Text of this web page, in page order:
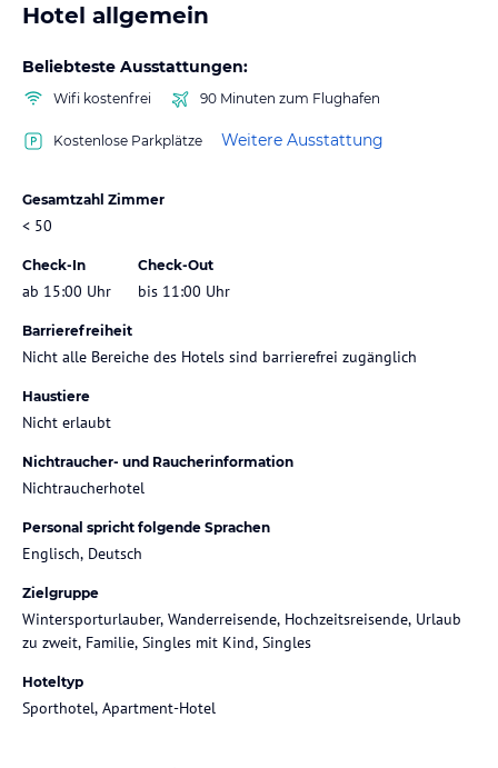
Hotel allgemein
Beliebteste Ausstattungen:
Wifi kostenfrei 90 Minuten zum Flughafen
Kostenlose Parkplätze Weitere Ausstattung
Gesamtzahl Zimmer
< 50
Check-In
ab 15:00 Uhr
Check-Out
bis 11:00 Uhr
Barrierefreiheit
Nicht alle Bereiche des Hotels sind barrierefrei zugänglich
Haustiere
Nicht erlaubt
Nichtraucher- und Raucherinformation
Nichtraucherhotel
Personal spricht folgende Sprachen
Englisch, Deutsch
Zielgruppe
Wintersporturlauber, Wanderreisende, Hochzeitsreisende, Urlaub
zu zweit, Familie, Singles mit Kind, Singles
Hoteltyp
Sporthotel, Apartment-Hotel